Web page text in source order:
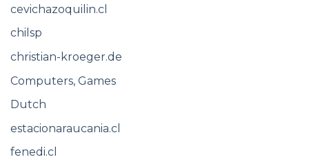
cevichazoquilin.cl
chilsp
christian-kroeger.de
Computers, Games
Dutch
estacionaraucania.cl
fenedi.cl